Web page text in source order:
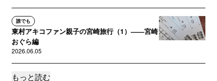
誰でも
東村アキコファン親子の宮崎旅行（1）――宮崎
おぐら編
2026.06.05
誰でも
もっと読む